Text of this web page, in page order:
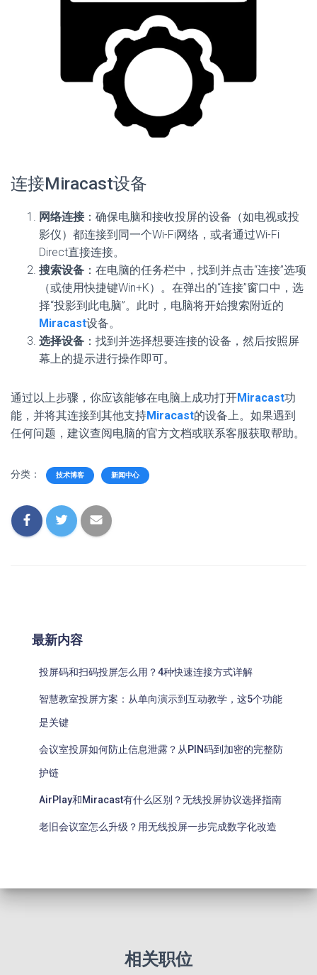
连接Miracast设备
网络连接：确保电脑和接收投屏的设备（如电视或投
影仪）都连接到同一个Wi-Fi网络，或者通过Wi-Fi
Direct直接连接。
搜索设备 ：在电脑的任务栏中，找到并点击“连接”选项
（或使用快捷键Win+K）。在弹出的“连接”窗口中，选
择“投影到此电脑”。此时，电脑将开始搜索附近的
Miracast设备。
选择设备 ：找到并选择想要连接的设备，然后按照屏
幕上的提示进行操作即可。
通过以上步骤，你应该能够在电脑上成功打开Miracast功
能，并将其连接到其他支持Miracast的设备上。如果遇到
任何问题，建议查阅电脑的官方文档或联系客服获取帮助。
分类： 技术博客 新闻中心
最新内容
投屏码和扫码投屏怎么用？4种快速连接方式详解
智慧教室投屏方案：从单向演示到互动教学，这5个功能
是关键
会议室投屏如何防止信息泄露？从PIN码到加密的完整防
护链
AirPlay和Miracast有什么区别？无线投屏协议选择指南
老旧会议室怎么升级？用无线投屏一步完成数字化改造
相关职位